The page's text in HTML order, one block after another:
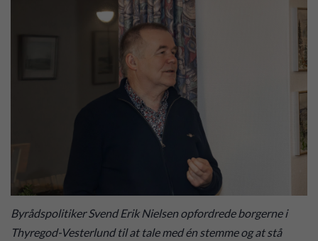
Byrådspolitiker Svend Erik Nielsen opfordrede borgerne i
Thyregod-Vesterlund til at tale med én stemme og at stå